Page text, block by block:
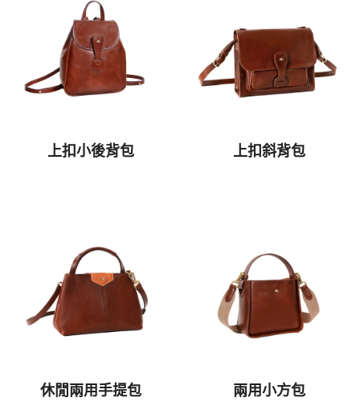
上扣小後背包 上扣斜背包
休閒兩用手提包 兩用小方包